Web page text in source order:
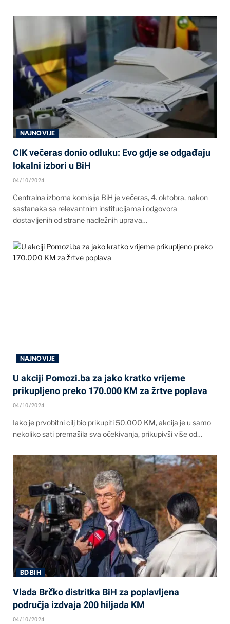
NAJNOVIJE
CIK večeras donio odluku: Evo gdje se odgađaju
lokalni izbori u BiH
04/10/2024
Centralna izborna komisija BiH je večeras, 4. oktobra, nakon
sastanaka sa relevantnim institucijama i odgovora
dostavljenih od strane nadležnih uprava…
NAJNOVIJE
U akciji Pomozi.ba za jako kratko vrijeme
prikupljeno preko 170.000 KM za žrtve poplava
04/10/2024
Iako je prvobitni cilj bio prikupiti 50.000 KM, akcija je u samo
nekoliko sati premašila sva očekivanja, prikupivši više od…
BD BIH
Vlada Brčko distritka BiH za poplavljena
područja izdvaja 200 hiljada KM
04/10/2024